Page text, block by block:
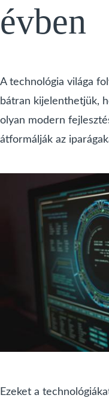
évben
A technológia világa
bátran kijelenthetjük,
olyan modern
átformálják az
Ezeket a